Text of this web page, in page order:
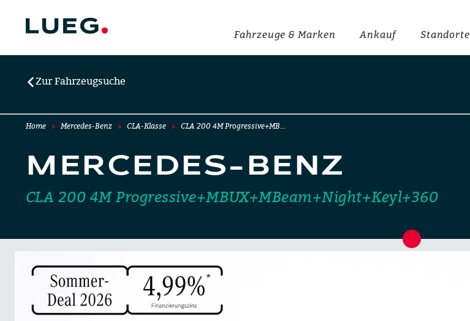
Fahrzeuge & Marken Ankauf Standorte
Zur Fahrzeugsuche
Home Mercedes-Benz CLA-Klasse CLA 200 4M Progressive+MB…
MERCEDES-BENZ
CLA 200 4M Progressive+MBUX+MBeam+Night+Keyl+360